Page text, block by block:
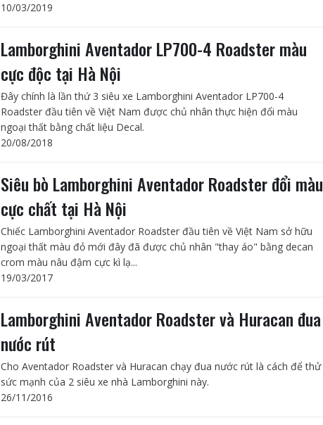
10/03/2019
Lamborghini Aventador LP700-4 Roadster màu
cực độc tại Hà Nội
Đây chính là lần thứ 3 siêu xe Lamborghini Aventador LP700-4
Roadster đầu tiên về Việt Nam được chủ nhân thực hiện đổi màu
ngoại thất bằng chất liệu Decal.
20/08/2018
Siêu bò Lamborghini Aventador Roadster đổi màu
cực chất tại Hà Nội
Chiếc Lamborghini Aventador Roadster đầu tiên về Việt Nam sở hữu
ngoại thất màu đỏ mới đây đã được chủ nhân "thay áo" bằng decan
crom màu nâu đậm cực kì lạ...
19/03/2017
Lamborghini Aventador Roadster và Huracan đua
nước rút
Cho Aventador Roadster và Huracan chạy đua nước rút là cách để thử
sức mạnh của 2 siêu xe nhà Lamborghini này.
26/11/2016